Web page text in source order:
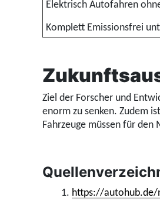
Elektrisch Autofahren
Komplett Emissionsfrei
Ziel der Forscher und
enorm zu senken. Zudem
Fahrzeuge müssen für den
1. https://autohub.de/